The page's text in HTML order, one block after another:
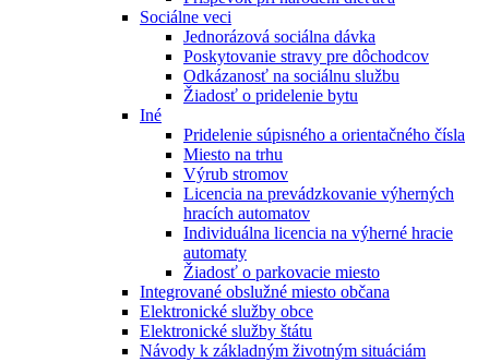
Sociálne veci
Jednorázová sociálna dávka
Poskytovanie stravy pre dôchodcov
Odkázanosť na sociálnu službu
Žiadosť o pridelenie bytu
Iné
Pridelenie súpisného a orientačného čísla
Miesto na trhu
Výrub stromov
Licencia na prevádzkovanie výherných
hracích automatov
Individuálna licencia na výherné hracie
automaty
Žiadosť o parkovacie miesto
Integrované obslužné miesto občana
Elektronické služby obce
Elektronické služby štátu
Návody k základným životným situáciám